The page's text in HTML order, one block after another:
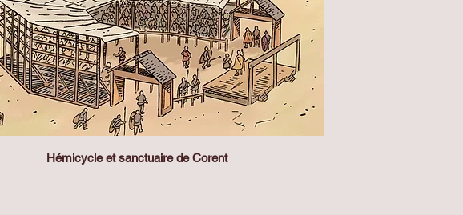
Hémicycle et sanctuaire de Corent